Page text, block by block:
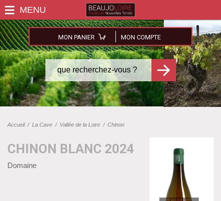
MON PANIER MON COMPTE
Accueil/ La Cave / Vallée de la Loire / Chinon
CHINON BLANC 2024
Domaine